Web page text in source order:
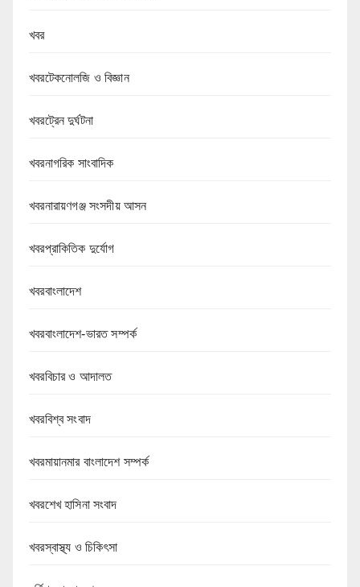
খবর
খবরটেকনোলজি ও বিজ্ঞান
খবরট্রেন দুর্ঘটনা
খবরনাগরিক সাংবাদিক
খবরনারায়ণগঞ্জ সংসদীয় আসন
খবরপ্রাকিতিক দুর্যোগ
খবরবাংলাদেশ
খবরবাংলাদেশ-ভারত সম্পর্ক
খবরবিচার ও আদালত
খবরবিশ্ব সংবাদ
খবরমায়ানমার বাংলাদেশ সম্পর্ক
খবরশেখ হাসিনা সংবাদ
খবরস্বাস্থ্য ও চিকিৎসা